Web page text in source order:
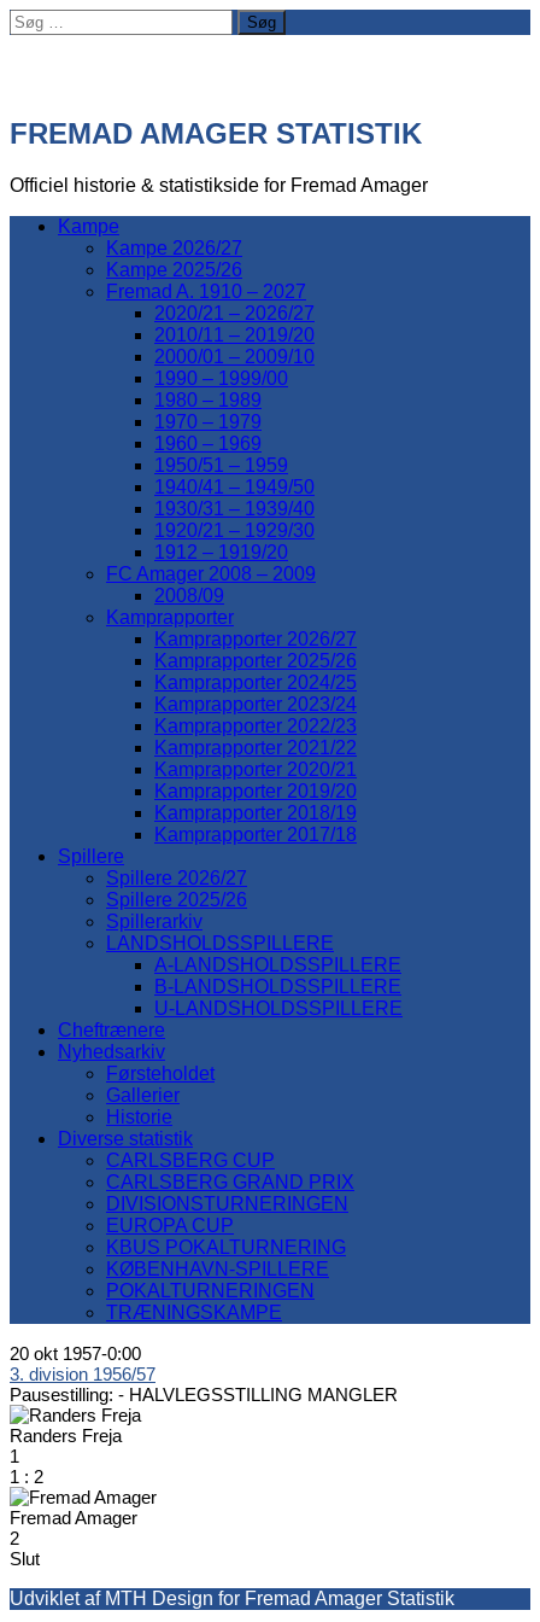
Søg
efter:
FREMAD AMAGER STATISTIK
Officiel historie & statistikside for Fremad Amager
Kampe
Kampe 2026/27
Kampe 2025/26
Fremad A. 1910 – 2027
2020/21 – 2026/27
2010/11 – 2019/20
2000/01 – 2009/10
1990 – 1999/00
1980 – 1989
1970 – 1979
1960 – 1969
1950/51 – 1959
1940/41 – 1949/50
1930/31 – 1939/40
1920/21 – 1929/30
1912 – 1919/20
FC Amager 2008 – 2009
2008/09
Kamprapporter
Kamprapporter 2026/27
Kamprapporter 2025/26
Kamprapporter 2024/25
Kamprapporter 2023/24
Kamprapporter 2022/23
Kamprapporter 2021/22
Kamprapporter 2020/21
Kamprapporter 2019/20
Kamprapporter 2018/19
Kamprapporter 2017/18
Spillere
Spillere 2026/27
Spillere 2025/26
Spillerarkiv
LANDSHOLDSSPILLERE
A-LANDSHOLDSSPILLERE
B-LANDSHOLDSSPILLERE
U-LANDSHOLDSSPILLERE
Cheftrænere
Nyhedsarkiv
Førsteholdet
Gallerier
Historie
Diverse statistik
CARLSBERG CUP
CARLSBERG GRAND PRIX
DIVISIONSTURNERINGEN
EUROPA CUP
KBUS POKALTURNERING
KØBENHAVN-SPILLERE
POKALTURNERINGEN
TRÆNINGSKAMPE
20 okt 1957-0:00
3. division 1956/57
Pausestilling: - HALVLEGSSTILLING MANGLER
Randers Freja
1
1 : 2
Fremad Amager
2
Slut
Udviklet af MTH Design for Fremad Amager Statistik